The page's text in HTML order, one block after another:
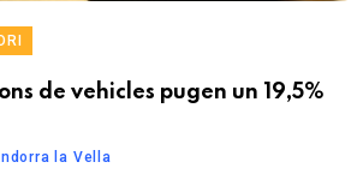
de vehicles pugen un 19,5%
la Vella